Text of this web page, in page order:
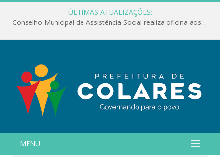
ÚLTIMAS ATUALIZAÇÕES:
Conselho Municipal de Assistência Social realiza oficina aos servidores
MENU